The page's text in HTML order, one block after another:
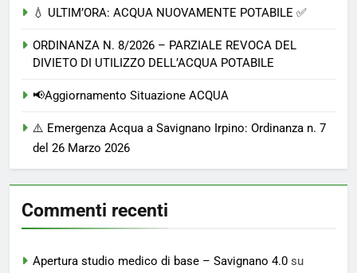
💧 ULTIM’ORA: ACQUA NUOVAMENTE POTABILE ✅
ORDINANZA N. 8/2026 – PARZIALE REVOCA DEL
DIVIETO DI UTILIZZO DELL’ACQUA POTABILE
📢Aggiornamento Situazione ACQUA
⚠️ Emergenza Acqua a Savignano Irpino: Ordinanza n. 7
del 26 Marzo 2026
Commenti recenti
Apertura studio medico di base – Savignano 4.0 su